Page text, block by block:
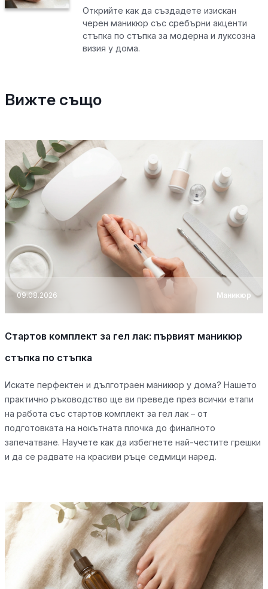
Открийте как да създадете изискан
черен маникюр със сребърни акценти
стъпка по стъпка за модерна и луксозна
визия у дома.
Вижте също
09.08.2026 Маникюр
Стартов комплект за гел лак: първият маникюр
стъпка по стъпка
Искате перфектен и дълготраен маникюр у дома? Нашето
практично ръководство ще ви преведе през всички етапи
на работа със стартов комплект за гел лак – от
подготовката на нокътната плочка до финалното
запечатване. Научете как да избегнете най-честите грешки
и да се радвате на красиви ръце седмици наред.